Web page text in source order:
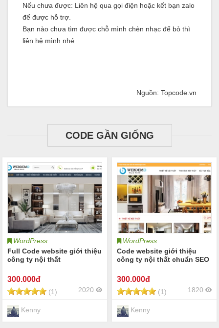
Nếu chưa được: Liên hệ qua gọi điện hoặc kết bạn zalo
để được hỗ trợ.
Bạn nào chưa tìm được chỗ mình chèn nhạc để bỏ thì
liên hệ mình nhé
Nguồn: Topcode.vn
CODE GẦN GIỐNG
WordPress
Full Code website giới thiệu
công ty nội thất
300.000đ
(1) 2020
Kenny
WordPress
Code website giới thiệu
công ty nội thất chuẩn SEO
300.000đ
(1) 1820
Kenny